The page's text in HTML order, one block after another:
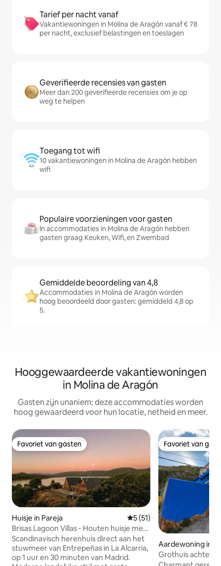
Tarief per nacht vanaf
Vakantiewoningen in Molina de Aragón vanaf € 78
per nacht, exclusief belastingen en toeslagen
Geverifieerde recensies van gasten
Meer dan 200 geverifieerde recensies om je op
weg te helpen
Toegang tot wifi
10 vakantiewoningen in Molina de Aragón hebben
wifi
Populaire voorzieningen voor gasten
In accommodaties in Molina de Aragón hebben
gasten graag Keuken, Wifi, en Zwembad
Gemiddelde beoordeling van 4,8
Accommodaties in Molina de Aragón worden
hoog beoordeeld door gasten: gemiddeld 4,8 op
5.
Hooggewaardeerde vakantiewoningen
in Molina de Aragón
Gasten zijn unaniem: deze accommodaties worden
hoog gewaardeerd voor hun locatie, netheid en meer.
Favoriet van gasten
Favoriet van gasten
Huisje in Pareja Gemiddelde beoordeling
5 (51)
Brisas Lagoon Villas - Houten huisje met
uitzicht op het meer
Scandinavisch herenhuis direct aan het
stuwmeer van Entrepeñas in La Alcarria,
op 1 uur en 30 minuten van Madrid.
Favoriet van
Favoriet van
Aardewoning in
Grothuis achter